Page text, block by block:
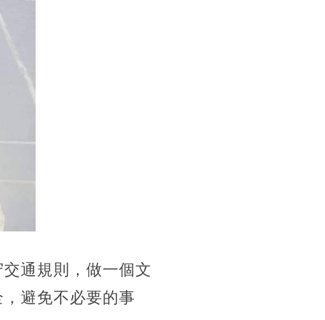
通規則，做一個文
避免不必要的事